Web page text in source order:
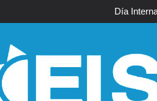
Día
Día
El